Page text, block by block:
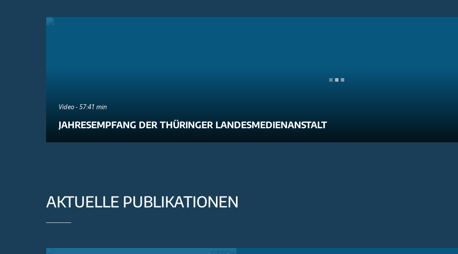
Video - 57:41 min
JAHRESEMPFANG DER THÜRINGER LANDESMEDIENANSTALT
AKTUELLE PUBLIKATIONEN